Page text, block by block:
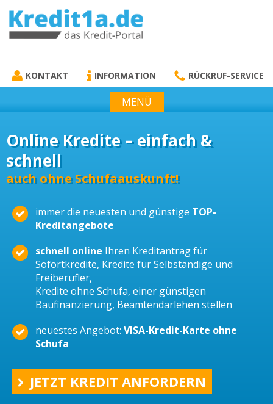
KREDIT1A.DE
KONTAKT INFORMATION RÜCKRUF-SERVICE
MENÜ
Online Kredite – einfach &
schnell
auch ohne Schufaauskunft!
immer die neuesten und günstige TOP-
Kreditangebote
schnell online Ihren Kreditantrag für
Sofortkredite, Kredite für Selbständige und
Freiberufler,
Kredite ohne Schufa, einer günstigen
Baufinanzierung, Beamtendarlehen stellen
neuestes Angebot: VISA-Kredit-Karte ohne
Schufa
JETZT KREDIT ANFORDERN